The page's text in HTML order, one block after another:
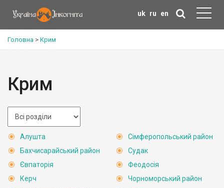
uk ru en
Головна > Крим
Крим
Алушта
Бахчисарайський район
Євпаторія
Керч
Сімферопольський район
Судак
Феодосія
Чорноморський район